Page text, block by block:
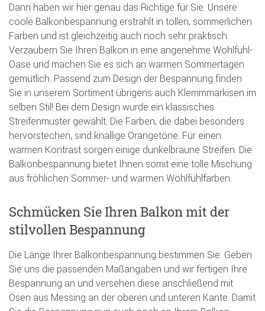
Dann haben wir hier genau das Richtige für Sie. Unsere
coole Balkonbespannung erstrahlt in tollen, sommerlichen
Farben und ist gleichzeitig auch noch sehr praktisch.
Verzaubern Sie Ihren Balkon in eine angenehme Wohlfühl-
Oase und machen Sie es sich an warmen Sommertagen
gemütlich. Passend zum Design der Bespannung finden
Sie in unserem Sortiment übrigens auch Klemmmarkisen im
selben Stil! Bei dem Design wurde ein klassisches
Streifenmuster gewählt. Die Farben, die dabei besonders
hervorstechen, sind knallige Orangetöne. Für einen
warmen Kontrast sorgen einige dunkelbraune Streifen. Die
Balkonbespannung bietet Ihnen somit eine tolle Mischung
aus fröhlichen Sommer- und warmen Wohlfühlfarben.
Schmücken Sie Ihren Balkon mit der
stilvollen Bespannung
Die Länge Ihrer Balkonbespannung bestimmen Sie. Geben
Sie uns die passenden Maßangaben und wir fertigen Ihre
Bespannung an und versehen diese anschließend mit
Ösen aus Messing an der oberen und unteren Kante. Damit